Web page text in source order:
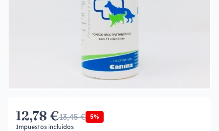
12,78 €13,45 € 5%
Impuestos incluidos